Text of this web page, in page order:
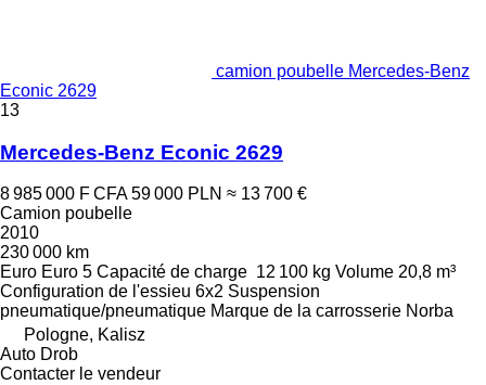
camion poubelle Mercedes-Benz
Econic 2629
13
Mercedes-Benz Econic 2629
8 985 000 F CFA 59 000 PLN ≈ 13 700 €
Camion poubelle
2010
230 000 km
Euro Euro 5 Capacité de charge 12 100 kg Volume 20,8 m³
Configuration de l'essieu 6x2 Suspension
pneumatique/pneumatique Marque de la carrosserie Norba
Pologne, Kalisz
Auto Drob
Contacter le vendeur